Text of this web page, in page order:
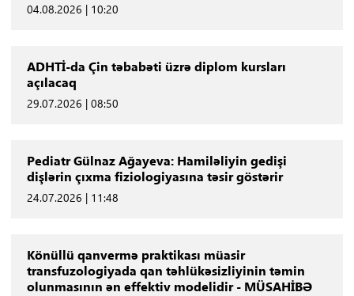
04.08.2026 | 10:20
ADHTİ-da Çin təbabəti üzrə diplom kursları
açılacaq
29.07.2026 | 08:50
Pediatr Gülnaz Ağayeva: Hamiləliyin gedişi
dişlərin çıxma fiziologiyasına təsir göstərir
24.07.2026 | 11:48
Könüllü qanvermə praktikası müasir
transfuzologiyada qan təhlükəsizliyinin təmin
olunmasının ən effektiv modelidir - MÜSAHİBƏ